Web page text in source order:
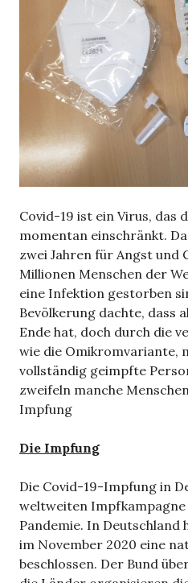
Covid-19 ist ein Virus, das
momentan einschränkt.
zwei Jahren für Angst und
Millionen Menschen der
eine Infektion gestorben
Bevölkerung dachte, dass
Ende hat, doch durch die
wie die Omikromvariante,
vollständig geimpfte
zweifeln manche
Impfung
Die Impfung
Die Covid-19-Impfung in
weltweiten Impfkampagne
Pandemie. In Deutschland
im November 2020 eine
beschlossen. Der Bund